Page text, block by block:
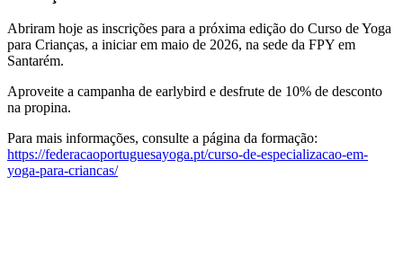
Abriram hoje as inscrições para a próxima edição do Curso de Yoga
para Crianças, a iniciar em maio de 2026, na sede da FPY em
Santarém.
Aproveite a campanha de earlybird e desfrute de 10% de desconto
na propina.
Para mais informações, consulte a página da formação:
https://federacaoportuguesayoga.pt/curso-de-especializacao-em-
yoga-para-criancas/